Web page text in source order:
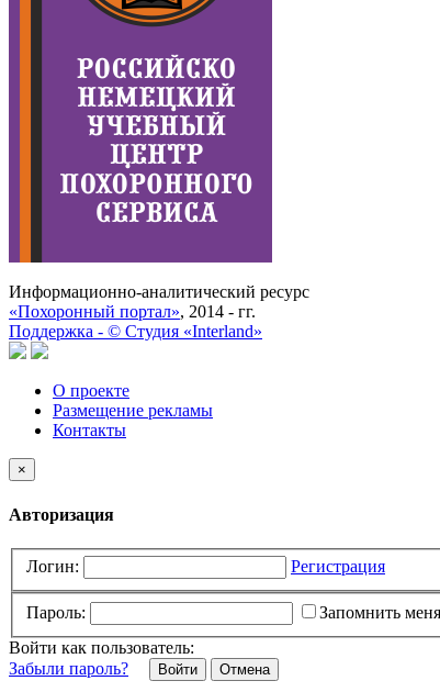
Информационно-аналитический ресурс
«Похоронный портал», 2014 - гг.
Поддержка - © Cтудия «Interland»
О проекте
Размещение рекламы
Контакты
×
Авторизация
Логин: Регистрация
Пароль:
Запомнить меня
Войти как пользователь:
Забыли пароль?
Отмена